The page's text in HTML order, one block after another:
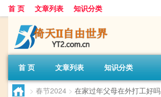
首 页 文章列表 知识分类
首 页 文章列表 知识分类
> 春节2024 > 在家过年父母在外打工好吗